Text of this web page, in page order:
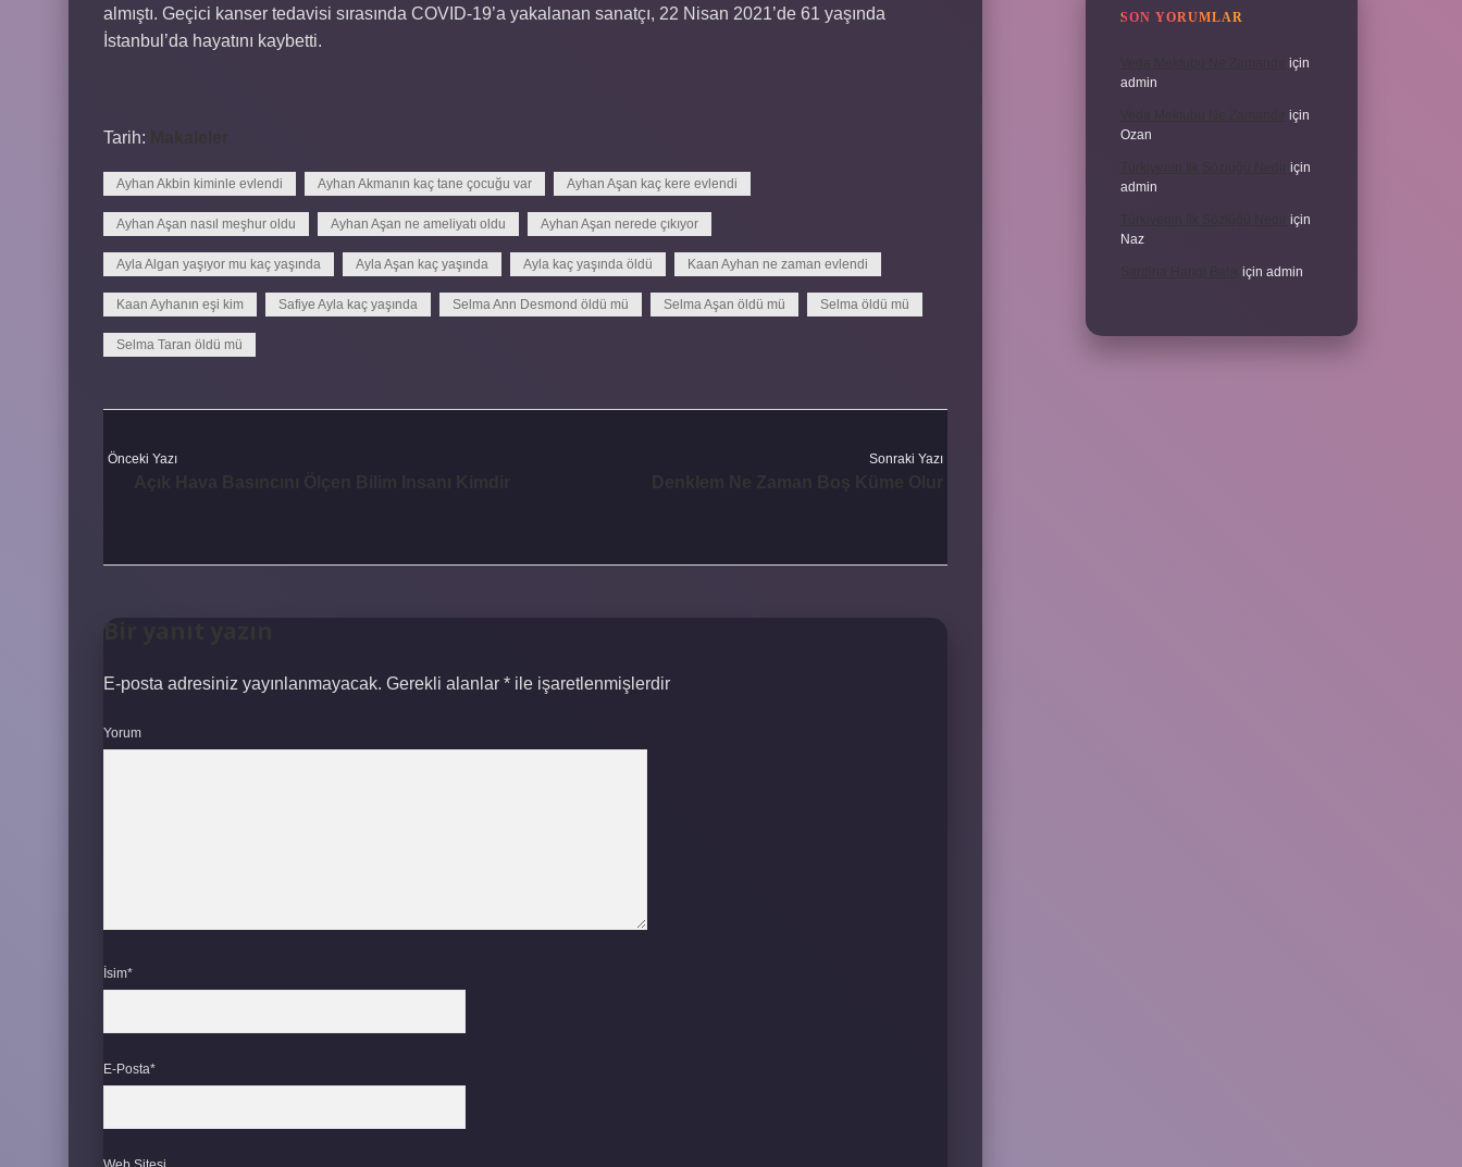
almıştı. Geçici kanser tedavisi sırasında COVID-19’a yakalanan sanatçı, 22 Nisan 2021’de 61 yaşında
İstanbul’da hayatını kaybetti.
Tarih: Makaleler
Ayhan Akbin kiminle evlendi Ayhan Akmanın kaç tane çocuğu var Ayhan Aşan kaç kere evlendi
Ayhan Aşan nasıl meşhur oldu Ayhan Aşan ne ameliyatı oldu Ayhan Aşan nerede çıkıyor
Ayla Algan yaşıyor mu kaç yaşında Ayla Aşan kaç yaşında Ayla kaç yaşında öldü Kaan Ayhan ne zaman evlendi
Kaan Ayhanın eşi kim Safiye Ayla kaç yaşında Selma Ann Desmond öldü mü Selma Aşan öldü mü Selma öldü mü
Selma Taran öldü mü
Önceki Yazı Sonraki Yazı
Bir yanıt yazın
E-posta adresiniz yayınlanmayacak. Gerekli alanlar * ile işaretlenmişlerdir
Yorum
İsim*
E-Posta*
SON YORUMLAR
için
admin
için
Ozan
için
admin
için
Naz
için admin